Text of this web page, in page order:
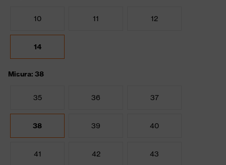
10 11 12
14
Misura: 38
35 36 37
38 39 40
41 42 43